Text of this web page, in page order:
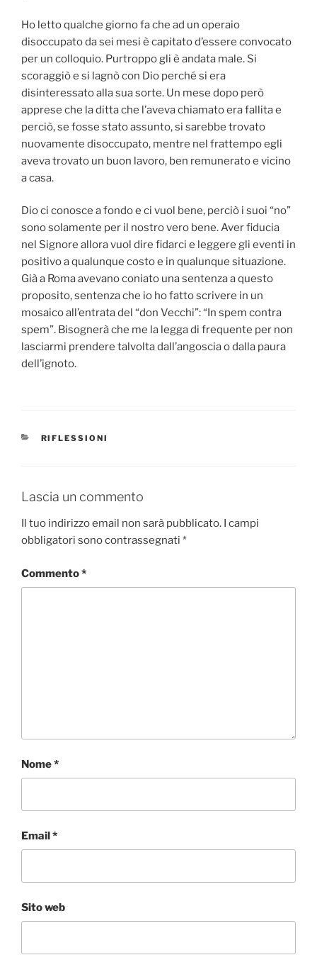
Ho letto qualche giorno fa che ad un operaio
disoccupato da sei mesi è capitato d’essere convocato
per un colloquio. Purtroppo gli è andata male. Si
scoraggiò e si lagnò con Dio perché si era
disinteressato alla sua sorte. Un mese dopo però
apprese che la ditta che l’aveva chiamato era fallita e
perciò, se fosse stato assunto, si sarebbe trovato
nuovamente disoccupato, mentre nel frattempo egli
aveva trovato un buon lavoro, ben remunerato e vicino
a casa.
Dio ci conosce a fondo e ci vuol bene, perciò i suoi “no”
sono solamente per il nostro vero bene. Aver fiducia
nel Signore allora vuol dire fidarci e leggere gli eventi in
positivo a qualunque costo e in qualunque situazione.
Già a Roma avevano coniato una sentenza a questo
proposito, sentenza che io ho fatto scrivere in un
mosaico all’entrata del “don Vecchi”: “In spem contra
spem”. Bisognerà che me la legga di frequente per non
lasciarmi prendere talvolta dall’angoscia o dalla paura
dell’ignoto.
CATEGORIE
RIFLESSIONI
Lascia un commento
Il tuo indirizzo email non sarà pubblicato. I campi
obbligatori sono contrassegnati *
Commento*
Nome*
Email*
Sito web